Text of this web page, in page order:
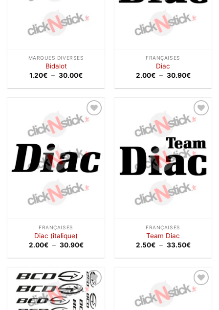
MARQUES DIVERSES
Bidalot
1.20€ – 30.00€Plage
prix :
30.00€
FRANÇAISES
Diac
2.00€ – 30.90€Plage
prix :
30.90€
Ajouter
FRANÇAISES
Diac (italique)
2.00€ – 30.90€Plage
prix :
à
30.90€
Ajouter
FRANÇAISES
Team Diac
2.50€ – 33.50€Plage
prix :
33.50€
Ajouter
à la
wishlist
Ajouter